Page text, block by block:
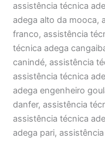
assistência técnica
adega alto da mooca,
franco, assistência
técnica adega
canindé, assistência
assistência técnica
adega engenheiro
danfer, assistência
assistência técnica
adega pari,